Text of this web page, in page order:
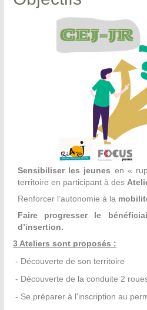
Sensibiliser les jeunes en «
territoire en participant à des
Renforcer l’autonomie à la
Faire progresser le
d’insertion.
​3 Ateliers sont proposés :
- Découverte de son territoire
- Découverte de la conduite 2
- Se préparer à l'inscription au